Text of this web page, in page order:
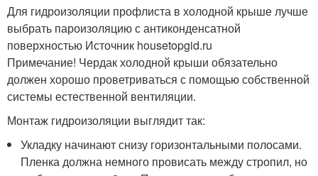
Для гидроизоляции профлиста в холодной крыше лучше
выбрать пароизоляцию с антиконденсатной
поверхностью Источник housetopgid.ru
Примечание! Чердак холодной крыши обязательно
должен хорошо проветриваться с помощью собственной
системы естественной вентиляции.
Монтаж гидроизоляции выглядит так:
Укладку начинают снизу горизонтальными полосами.
Пленка должна немного провисать между стропил, но